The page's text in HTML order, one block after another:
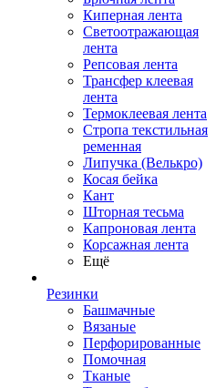
Киперная лента
Светоотражающая
лента
Репсовая лента
Трансфер клеевая
лента
Термоклеевая лента
Стропа текстильная
ременная
Липучка (Велькро)
Косая бейка
Кант
Шторная тесьма
Капроновая лента
Корсажная лента
Ещё
Резинки
Башмачные
Вязаные
Перфорированные
Помочная
Тканые